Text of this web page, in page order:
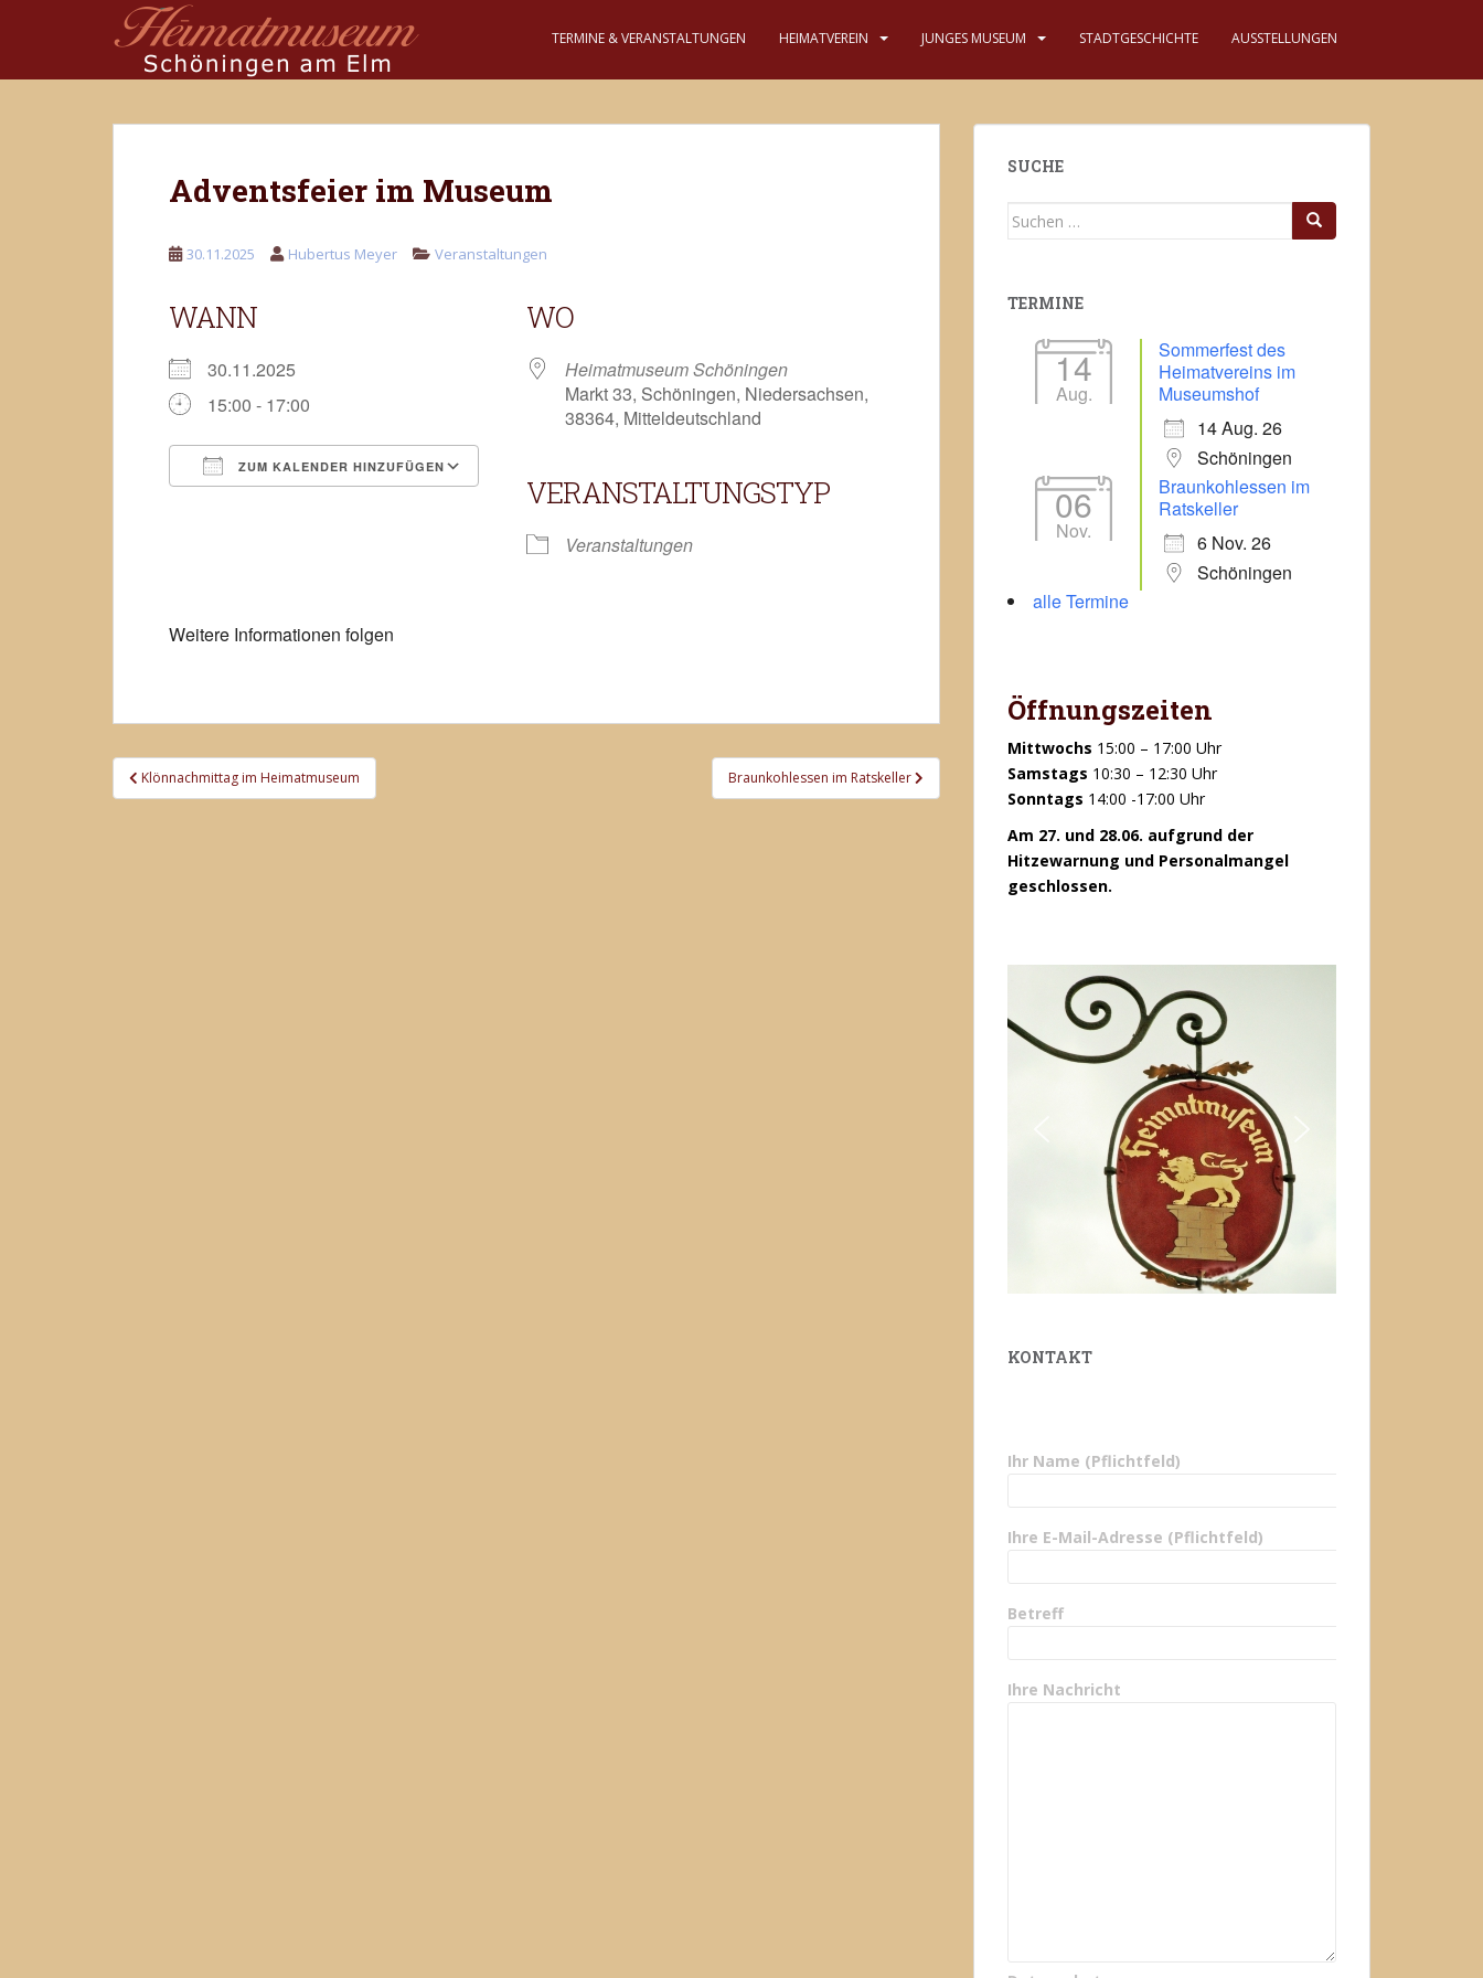
TERMINE & VERANSTALTUNGEN HEIMATVEREIN JUNGES MUSEUM STADTGESCHICHTE AUSSTELLUNGEN
Adventsfeier im Museum
30.11.2025 Hubertus Meyer Veranstaltungen
WANN
30.11.2025
15:00 - 17:00
ZUM KALENDER HINZUFÜGEN
Google Kalender iCalendar Office 365
WO
Heimatmuseum Schöningen
Markt 33, Schöningen, Niedersachsen,
38364, Mitteldeutschland
VERANSTALTUNGSTYP
Veranstaltungen
Weitere Informationen folgen
Beitragsnavigation
Klönnachmittag im Heimatmuseum Braunkohlessen im Ratskeller
SUCHE
Suchen
TERMINE
14
Aug.
Sommerfest des
Heimatvereins im
Museumshof
14 Aug. 26
Schöningen
06
Nov.
Braunkohlessen im
Ratskeller
6 Nov. 26
Schöningen
alle Termine
Öffnungszeiten
Mittwochs 15:00 – 17:00 Uhr
Samstags 10:30 – 12:30 Uhr
Sonntags 14:00 -17:00 Uhr
Am 27. und 28.06. aufgrund der
Hitzewarnung und Personalmangel
geschlossen.
KONTAKT
Ihr Name (Pflichtfeld)
Ihre E-Mail-Adresse (Pflichtfeld)
Betreff
Ihre Nachricht